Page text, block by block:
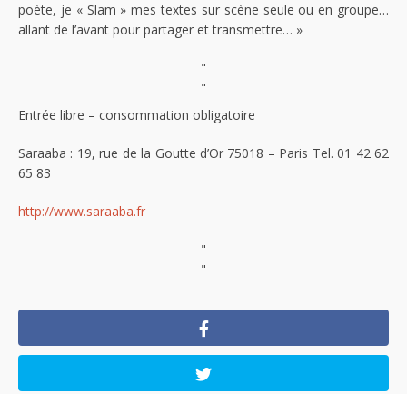
poète, je « Slam » mes textes sur scène seule ou en groupe…
allant de l’avant pour partager et transmettre… »
"
"
Entrée libre – consommation obligatoire
Saraaba : 19, rue de la Goutte d’Or 75018 – Paris Tel. 01 42 62
65 83
http://www.saraaba.fr
"
"